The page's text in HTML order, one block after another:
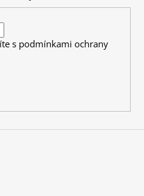
s podmínkami ochrany